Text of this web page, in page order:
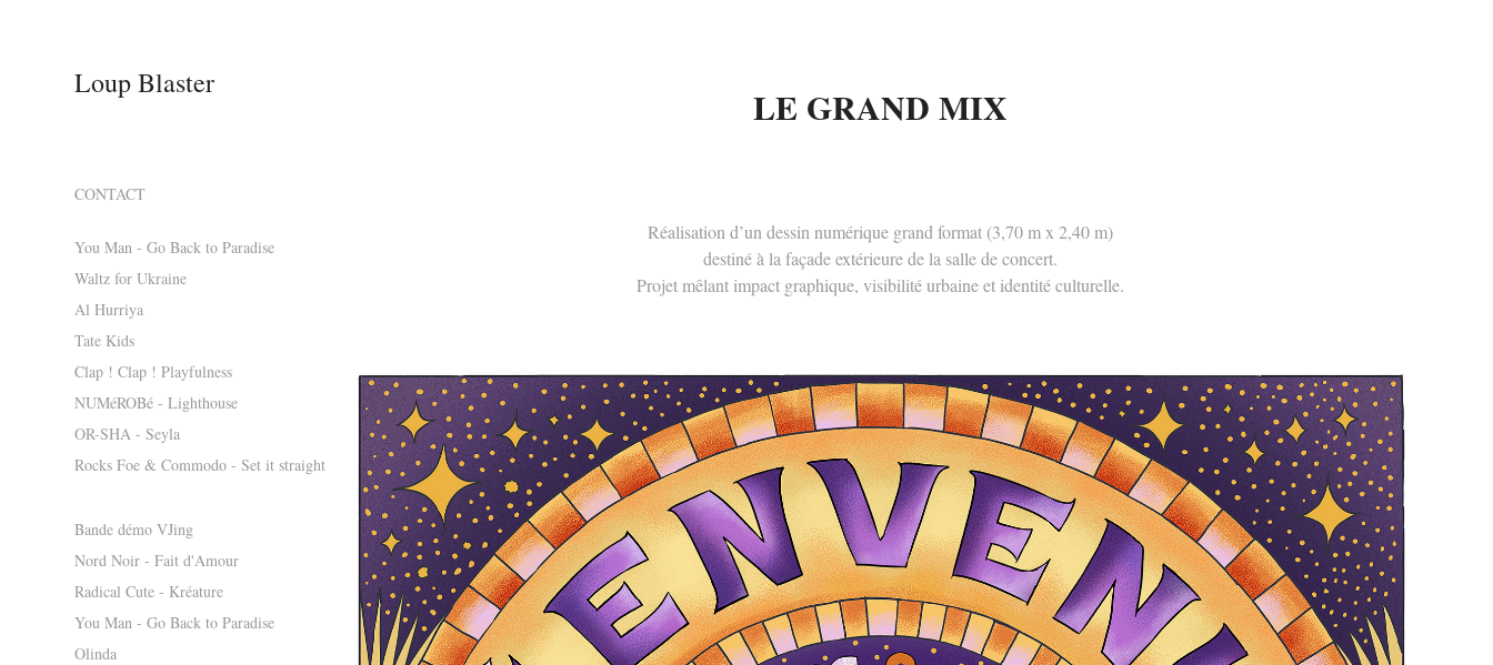
Loup Blaster
CONTACT
You Man - Go Back to Paradise
Waltz for Ukraine
Al Hurriya
Tate Kids
Clap ! Clap ! Playfulness
NUMéROBé - Lighthouse
OR-SHA - Seyla
Rocks Foe & Commodo - Set it straight
Bande démo VJing
Nord Noir - Fait d'Amour
Radical Cute - Kréature
You Man - Go Back to Paradise
Olinda
LE GRAND MIX
Réalisation d’un dessin numérique grand format (3,70 m x 2,40 m)
destiné à la façade extérieure de la salle de concert.
Projet mêlant impact graphique, visibilité urbaine et identité culturelle.